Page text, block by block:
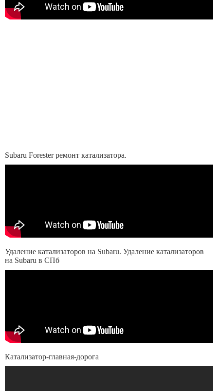
Subaru Forester ремонт катализатора.
Удаление катализаторов на Subaru. Удаление катализаторов
на Subaru в СПб
Катализатор-главная-дорога